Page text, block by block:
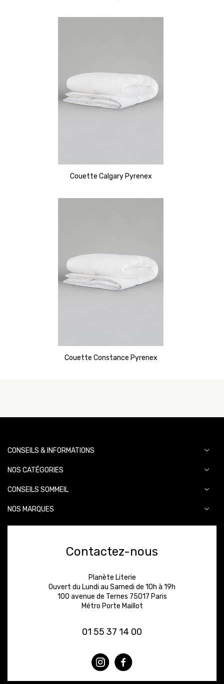
Couette Calgary Pyrenex
Couette Constance Pyrenex
CONSEILS & INFORMATIONS
NOS CATÉGORIES
CONSEILS SOMMEIL
NOS MARQUES
Contactez-nous
Planète Literie
Ouvert du Lundi au Samedi de 10h à 19h
100 avenue de Ternes 75017 Paris
Métro Porte Maillot
01 55 37 14 00